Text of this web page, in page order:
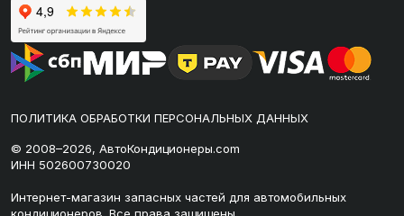
ПОЛИТИКА ОБРАБОТКИ ПЕРСОНАЛЬНЫХ ДАННЫХ
© 2008–2026, АвтоКондиционеры.com
ИНН 502600730020
Интернет-магазин запасных частей для автомобильных